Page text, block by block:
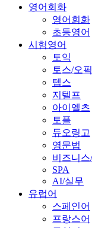
영어회화
영어회화
초등영어
시험영어
토익
토스/오픽
텝스
지텔프
아이엘츠
토플
듀오링고
영문법
비즈니스
SPA
AI/실무
유럽어
스페인어
프랑스어